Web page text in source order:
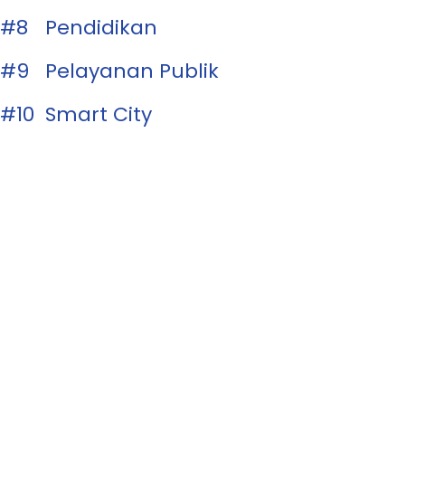
#8
Pendidikan
#9
Pelayanan Publik
#10 Smart City